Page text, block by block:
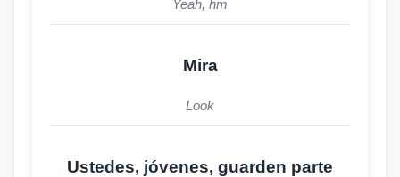
Yeah, hm
Mira
Look
Ustedes, jóvenes, guarden parte